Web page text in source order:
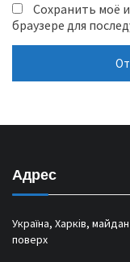
Сохранить моё
браузере для
Адрес
Україна, Харків,
поверх